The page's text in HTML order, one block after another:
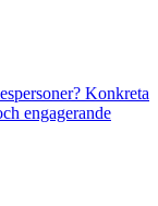
Konkreta
engagerande